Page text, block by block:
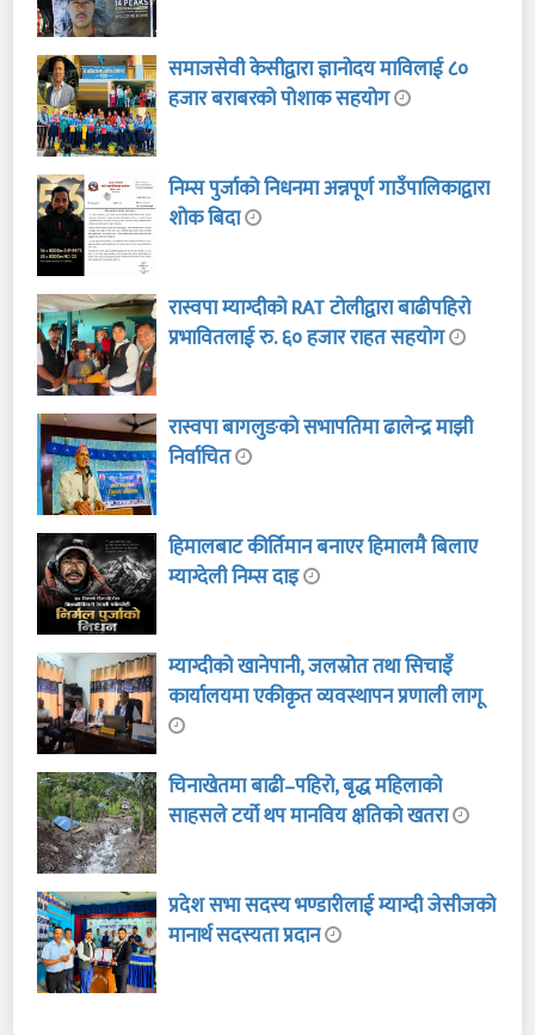
समाजसेवी केसीद्वारा ज्ञानोदय माविलाई ८०
हजार बराबरको पोशाक सहयोग
निम्स पुर्जाको निधनमा अन्नपूर्ण गाउँपालिकाद्वारा
शोक बिदा
रास्वपा म्याग्दीको RAT टोलीद्वारा बाढीपहिरो
प्रभावितलाई रु. ६० हजार राहत सहयोग
रास्वपा बागलुङको सभापतिमा ढालेन्द्र माझी
निर्वाचित
हिमालबाट कीर्तिमान बनाएर हिमालमै बिलाए
म्याग्देली निम्स दाइ
म्याग्दीको खानेपानी, जलस्रोत तथा सिचाइँ
कार्यालयमा एकीकृत व्यवस्थापन प्रणाली लागू
चिनाखेतमा बाढी–पहिरो, बृद्ध महिलाको
साहसले टर्यो थप मानविय क्षतिको खतरा
प्रदेश सभा सदस्य भण्डारीलाई म्याग्दी जेसीजको
मानार्थ सदस्यता प्रदान